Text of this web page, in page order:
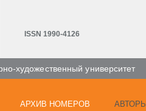
ISSN 1990-4126
художественный университет
АРХИВ НОМЕРОВ АВТОРЫ